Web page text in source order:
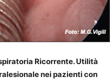
Ricorrente.Utilità
nei pazienti con